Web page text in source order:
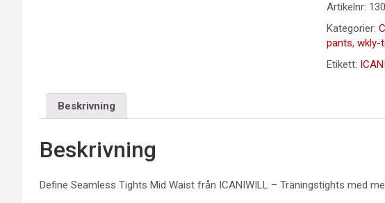
Artikelnr:
Kategorier:
pants, wkly-
Etikett:
Beskrivning
Beskrivning
Define Seamless Tights Mid Waist från ICANIWILL – Träningstights med